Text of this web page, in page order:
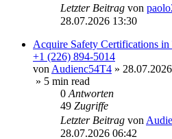
Letzter Beitrag von
28.07.2026 13:30
Acquire Safety Certifications
+1 (226) 894-5014
von Audienc54T4 »
» 5 min read
0 Antworten
49 Zugriffe
Letzter Beitrag von
28.07.2026 06:42